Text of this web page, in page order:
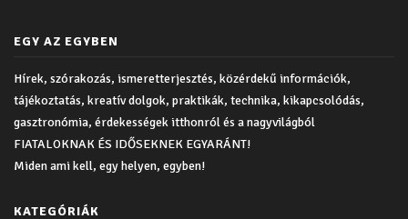
EGY AZ EGYBEN
Hírek, szórakozás, ismeretterjesztés, közérdekű információk,
tájékoztatás, kreatív dolgok, praktikák, technika, kikapcsolódás,
gasztronómia, érdekességek itthonról és a nagyvilágból
FIATALOKNAK ÉS IDŐSEKNEK EGYARÁNT!
Miden ami kell, egy helyen, egyben!
KATEGÓRIÁK